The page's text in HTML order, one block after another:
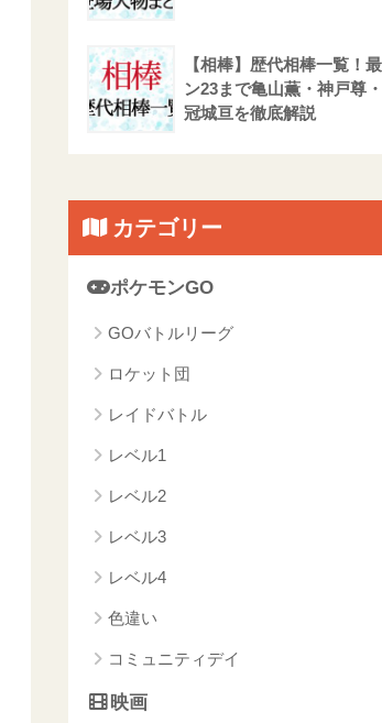
【相棒】歴代相棒一覧！
ン23まで亀山薫・神戸尊
冠城亘を徹底解説
カテゴリー
ポケモンGO
GOバトルリーグ
ロケット団
レイドバトル
レベル1
レベル2
レベル3
レベル4
色違い
コミュニティデイ
映画